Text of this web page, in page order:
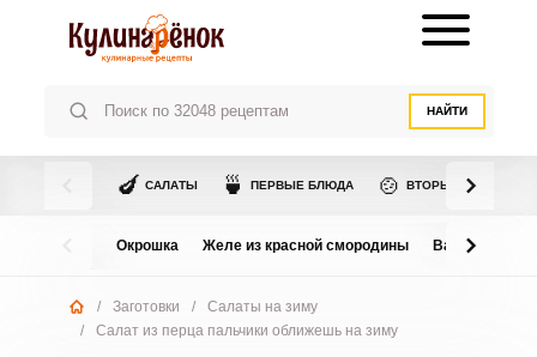
НАЙТИ
🍆 САЛАТЫ 🍵 ПЕРВЫЕ БЛЮДА 🍲 ВТОРЫЕ БЛЮДА
Окрошка Желе из красной смородины Варенье из
/ Заготовки /
Салаты на зиму
/
Салат из перца пальчики оближешь на зиму